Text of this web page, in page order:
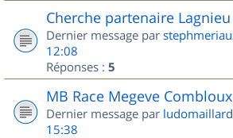
Cherche partenaire
Dernier message par
12:08
Réponses : 5
MB Race Megeve
Dernier message par ludomaillard
15:38